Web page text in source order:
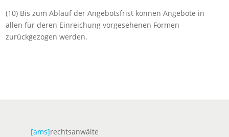
(10) Bis zum Ablauf der Angebotsfrist können Angebote in
allen für deren Einreichung vorgesehenen Formen
zurückgezogen werden.
[ams]rechtsanwälte